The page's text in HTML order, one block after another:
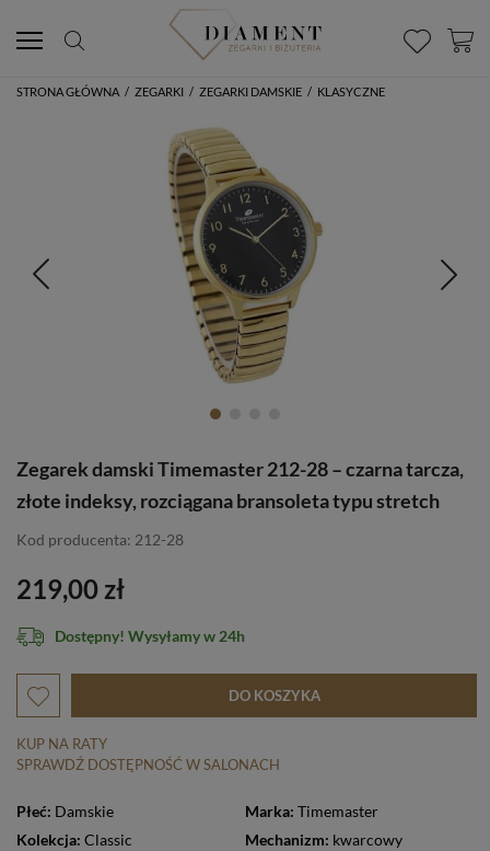
STRONA GŁÓWNA / ZEGARKI / ZEGARKI DAMSKIE / KLASYCZNE
Zegarek damski Timemaster 212-28 – czarna tarcza,
złote indeksy, rozciągana bransoleta typu stretch
Kod producenta: 212-28
219,00 zł
Dostępny! Wysyłamy w 24h
DO KOSZYKA
KUP NA RATY
SPRAWDŹ DOSTĘPNOŚĆ W SALONACH
Płeć: Damskie Marka: Timemaster
Kolekcja: Classic Mechanizm: kwarcowy